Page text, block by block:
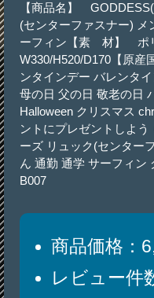
【商品名】
(センターファスナー) メ
ーフィン【素 材】 ポ
W330/H520/D170【原
ンタインデー バレンタ
母の日 父の日 敬老の日
Halloween クリスマス
ントにプレゼントしよ
ーズ リュック(センター
ん 通勤 通学 サーフィン
B007
商品価格：
レビュー件